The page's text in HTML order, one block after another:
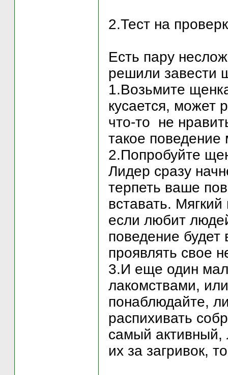
2.Тест на
Есть пару
решили завести
1.Возьмите
кусается, может
что-то не
такое
2.Попробуйте
Лидер сразу
терпеть ваше
вставать.
если любит
поведение будет
проявлять свое
3.И еще один
лакомствами,
понаблюдайте,
распихивать
самый активный,
их за загривок,